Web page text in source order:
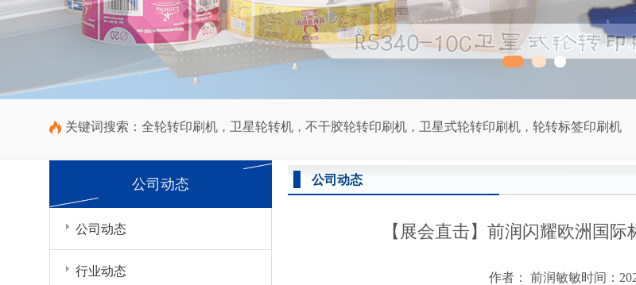
关键词搜索： 全轮转印刷机 ， 卫星轮转机 ， 不干胶轮转印刷机 ， 卫星式轮转印刷机 ， 轮转标签印刷机
公司动态
【展会直击】前润闪耀欧洲国
作者： 前润敏敏时间：
公司动态
公司动态
行业动态